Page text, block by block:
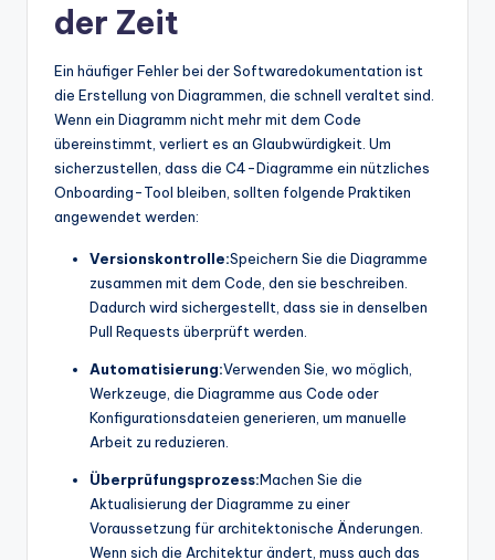
der Zeit
Ein häufiger Fehler bei der Softwaredokumentation ist
die Erstellung von Diagrammen, die schnell veraltet sind.
Wenn ein Diagramm nicht mehr mit dem Code
übereinstimmt, verliert es an Glaubwürdigkeit. Um
sicherzustellen, dass die C4-Diagramme ein nützliches
Onboarding-Tool bleiben, sollten folgende Praktiken
angewendet werden:
Versionskontrolle:Speichern Sie die Diagramme
zusammen mit dem Code, den sie beschreiben.
Dadurch wird sichergestellt, dass sie in denselben
Pull Requests überprüft werden.
Automatisierung:Verwenden Sie, wo möglich,
Werkzeuge, die Diagramme aus Code oder
Konfigurationsdateien generieren, um manuelle
Arbeit zu reduzieren.
Überprüfungsprozess:Machen Sie die
Aktualisierung der Diagramme zu einer
Voraussetzung für architektonische Änderungen.
Wenn sich die Architektur ändert, muss auch das